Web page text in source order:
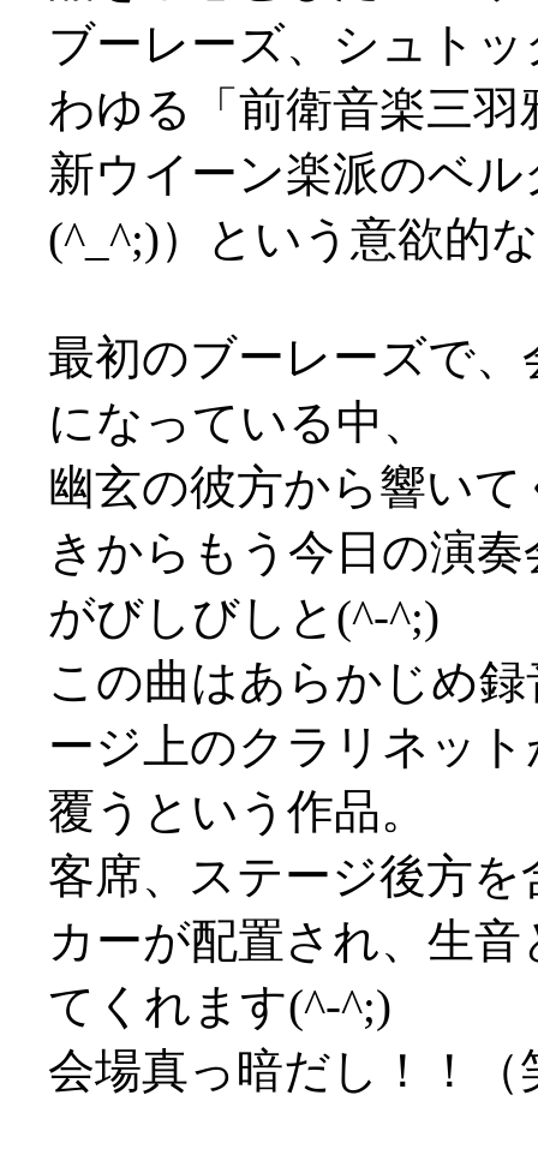
ブーレーズ、シュト
わゆる「前衛音楽三
新ウイーン楽派のベ
(^_^;)）という意欲的
最初のブーレーズで
になっている中、
幽玄の彼方から響い
きからもう今日の演
がびしびしと(^-^;)
この曲はあらかじめ
ージ上のクラリネッ
覆うという作品。
客席、ステージ後方
カーが配置され、生
てくれます(^-^;)
会場真っ暗だし！！（